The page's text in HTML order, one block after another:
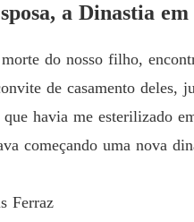
a Dinastia
do nosso filho,
de casamento deles,
havia me esterilizado
começando uma nova
Ferraz